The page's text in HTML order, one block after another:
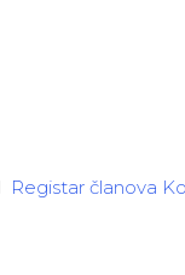
Registar članova